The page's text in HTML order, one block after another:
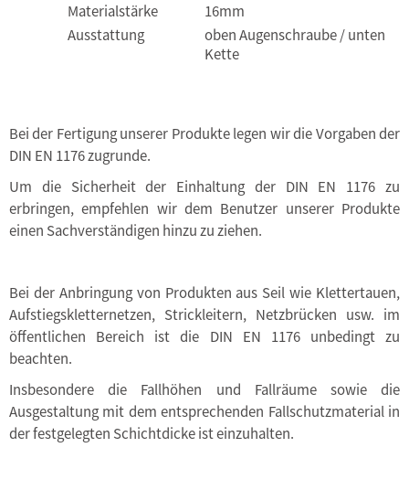
Materialstärke
16mm
Ausstattung
oben Augenschraube / unten
Kette
Bei der Fertigung unserer Produkte legen wir die Vorgaben der
DIN EN 1176 zugrunde.
Um die Sicherheit der Einhaltung der DIN EN 1176 zu
erbringen, empfehlen wir dem Benutzer unserer Produkte
einen Sachverständigen hinzu zu ziehen.
Bei der Anbringung von Produkten aus Seil wie Klettertauen,
Aufstiegskletternetzen, Strickleitern, Netzbrücken usw. im
öffentlichen Bereich ist die DIN EN 1176 unbedingt zu
beachten.
Insbesondere die Fallhöhen und Fallräume sowie die
Ausgestaltung mit dem entsprechenden Fallschutzmaterial in
der festgelegten Schichtdicke ist einzuhalten.